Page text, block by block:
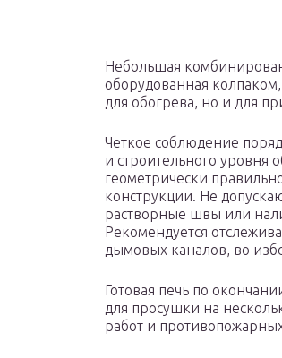
Небольшая
оборудованная
для обогрева, но и для
Четкое соблюдение
и строительного уровня
геометрически
конструкции. Не
растворные швы или
Рекомендуется
дымовых каналов, во
Готовая печь по
для просушки на
работ и